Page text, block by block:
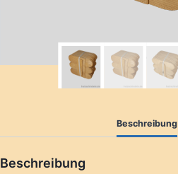
Beschreibung
Beschreibung